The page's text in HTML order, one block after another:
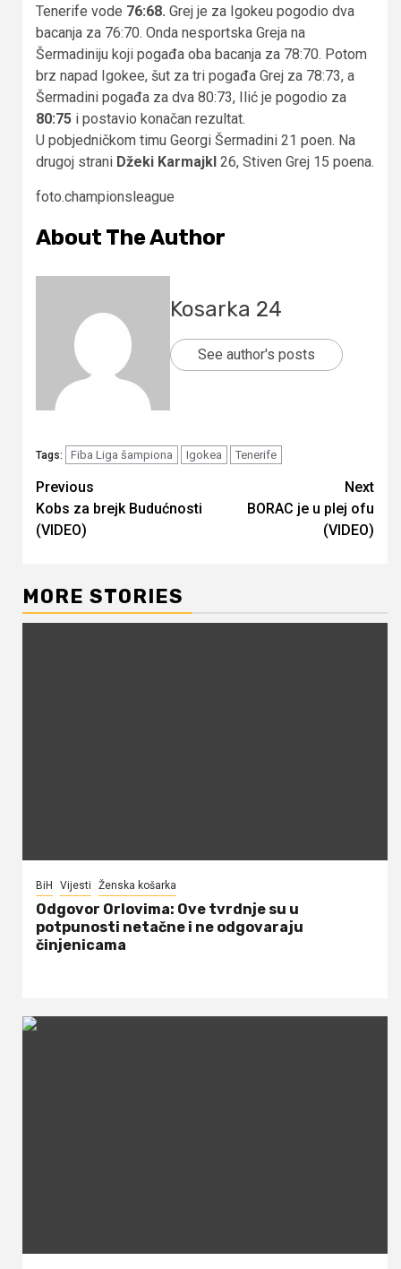
Tenerife vode 76:68. Grej je za Igokeu pogodio dva
bacanja za 76:70. Onda nesportska Greja na
Šermadiniju koji pogađa oba bacanja za 78:70. Potom
brz napad Igokee, šut za tri pogađa Grej za 78:73, a
Šermadini pogađa za dva 80:73, Ilić je pogodio za
80:75 i postavio konačan rezultat.
U pobjedničkom timu Georgi Šermadini 21 poen. Na
drugoj strani Džeki Karmajkl 26, Stiven Grej 15 poena.
foto.championsleague
About The Author
Kosarka 24
See author's posts
Tags: Fiba Liga šampiona Igokea Tenerife
Continue
Reading
Previous
Kobs za brejk Budućnosti
(VIDEO)
Next
BORAC je u plej ofu
(VIDEO)
MORE STORIES
BiH Vijesti Ženska košarka
Odgovor Orlovima: ​Ove tvrdnje su u
potpunosti netačne i ne odgovaraju
činjenicama